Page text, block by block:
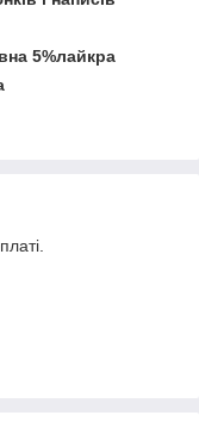
5%лайкра